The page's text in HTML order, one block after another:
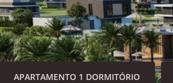
APARTAMENTO 1 DORMITÓRIO